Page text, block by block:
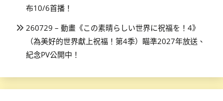
布10/6首播！
260729 – 動畫《この素晴らしい世界に祝福を！4》
（為美好的世界獻上祝福！第4季）瞄準2027年放送、
紀念PV公開中！